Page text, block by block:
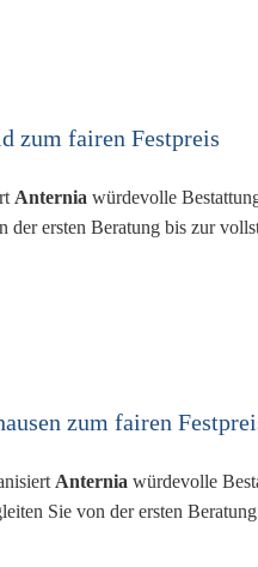
zum fairen Festpreis
Anternia würdevolle
der ersten Beratung bis zur
zum fairen
Anternia würdevolle
Sie von der ersten